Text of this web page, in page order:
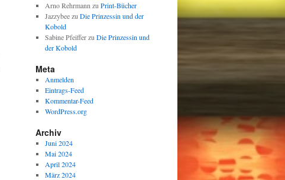
Arno Rehrmann zu Print-Bücher
Jazzybeezu Die Prinzessin und der
Kobold
Sabine Pfeifferzu Die Prinzessin und
der Kobold
Meta
Anmelden
Eintrags-Feed
Kommentar-Feed
WordPress.org
Archiv
Juni 2024
Mai 2024
April 2024
März 2024